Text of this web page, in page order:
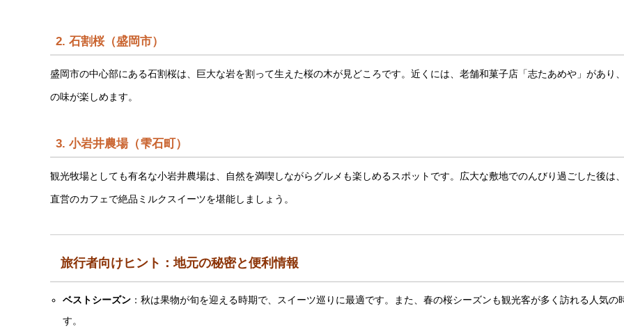
2. 石割桜（盛岡市）
盛岡市の中心部にある石割桜は、巨大な岩を割って生えた桜の木が見どころです。近くには、老舗和菓子店「志たあめや」があり
の味が楽しめます。
3. 小岩井農場（雫石町）
観光牧場としても有名な小岩井農場は、自然を満喫しながらグルメも楽しめるスポットです。広大な敷地でのんびり過ごした後は
直営のカフェで絶品ミルクスイーツを堪能しましょう。
旅行者向けヒント：地元の秘密と便利情報
ベストシーズン ：秋は果物が旬を迎える時期で、スイーツ巡りに最適です。また、春の桜シーズンも観光客が多く訪れる人気の
す。